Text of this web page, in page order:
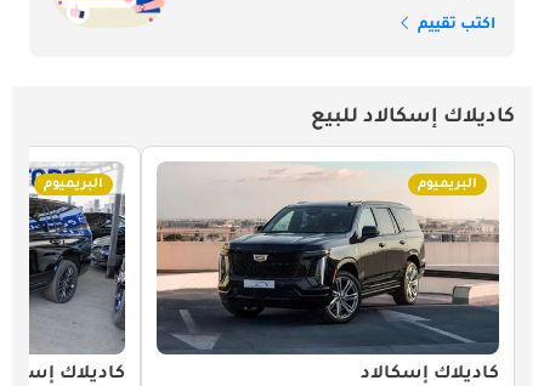
اكتب تقييم
كاديلاك إسكالاد للبيع
البريميوم
كاديلاك إسكالاد
البريميوم
كاديلاك